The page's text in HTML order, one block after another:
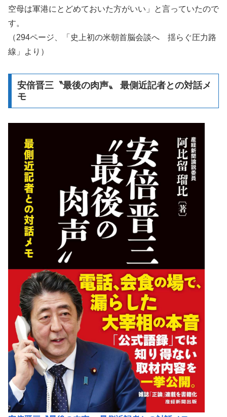
空母は軍港にとどめておいた方がいい」と言っていたので
す。
（294ページ、「史上初の米朝首脳会談へ 揺らぐ圧力路
線」より）
安倍晋三〝最後の肉声〟 最側近記者との対話メ
モ